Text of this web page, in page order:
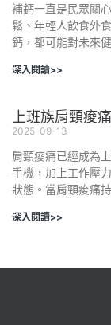
補鈣一直是民眾關
鬆、年輕人飲食外
鈣，都可能對未來
深入閱讀>>
上班族肩頸痠
2025-09-13
肩頸痠痛已經成為
手機，加上工作壓
狀態。當肩頸痠痛
深入閱讀>>